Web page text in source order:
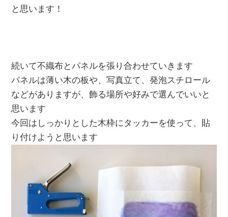
と思います！
続いて不織布とパネルを張り合わせていきます
パネルは薄い木の板や、写真立て、発泡スチロール
などがありますが、飾る場所や好みで選んでいいと
思います
今回はしっかりとした木枠にタッカーを使って、貼
り付けようと思います